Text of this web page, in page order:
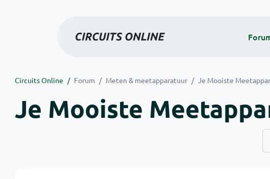
Circuits Online Forum Meten & meetapparatuur Je Mooiste
Je Mooiste